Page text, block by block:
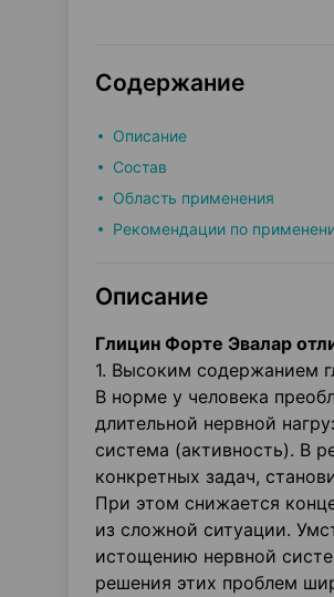
Содержание
Описание
Состав
Область применения
Рекомендации по
Описание
Глицин Форте Эвалар
1. Высоким содержанием
В норме у человека
длительной нервной
система (активность). В
конкретных задач,
При этом снижается
из сложной ситуации.
истощению нервной
решения этих проблем